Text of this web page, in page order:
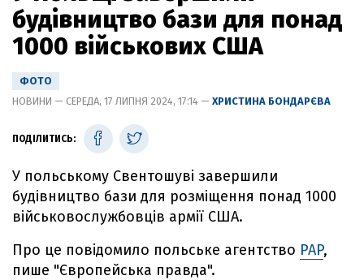
будівництво бази для понад
1000 військових США
ФОТО
НОВИНИ — СЕРЕДА, 17 ЛИПНЯ 2024, 17:14 — ХРИСТИНА БОНДАРЄВА
ПОДІЛИТИСЬ:
У польському Свентошуві завершили
будівництво бази для розміщення понад 1000
військовослужбовців армії США.
Про це повідомило польське агентство PAP,
пише "Європейська правда".